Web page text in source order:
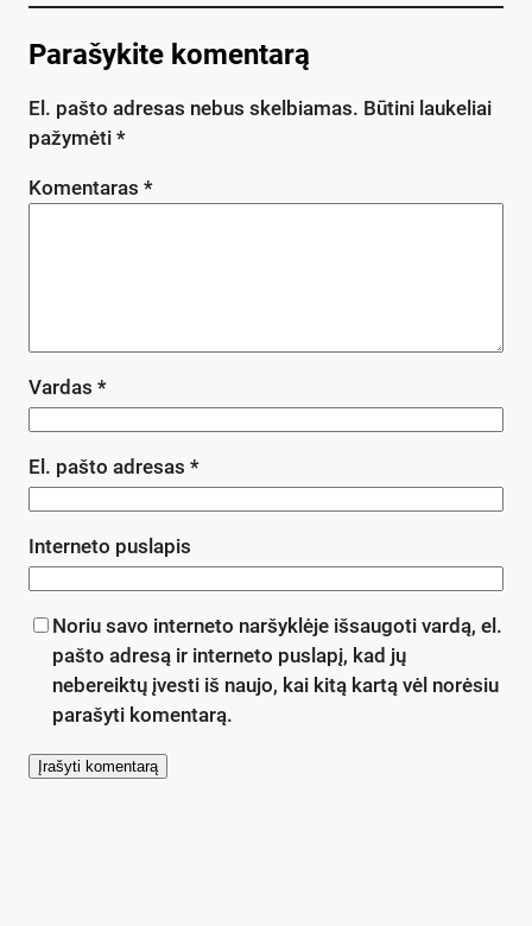
Parašykite komentarą
El. pašto adresas nebus skelbiamas. Būtini laukeliai
pažymėti *
Komentaras *
Vardas *
El. pašto adresas *
Interneto puslapis
Noriu savo interneto naršyklėje išsaugoti vardą, el.
pašto adresą ir interneto puslapį, kad jų
nebereiktų įvesti iš naujo, kai kitą kartą vėl norėsiu
parašyti komentarą.